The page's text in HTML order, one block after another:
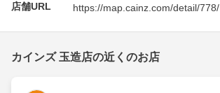
店舗URL https://map.cainz.com/detail/778/
カインズ 玉造店の近くのお店